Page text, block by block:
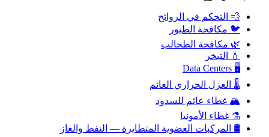
💨 التحكم في الروائح
🐦 مكافحة الطيور
🌿 مكافحة الطحالب
💧
التبخر
🖥️
🌡️ العزل الحراري العائم
🏔️ غطاء عائم للسدود
⚗️ غطاء الأمونيا
🛢️ المركبات العضوية المتطايرة — النفط والغاز